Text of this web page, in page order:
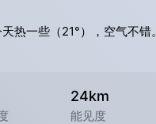
热一些（21°），空气不错。
24km
能见度